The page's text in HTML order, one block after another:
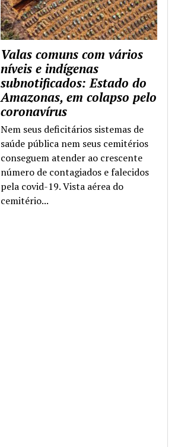
Valas comuns com vários
níveis e indígenas
subnotificados: Estado do
Amazonas, em colapso pelo
coronavírus
Nem seus deficitários sistemas de
saúde pública nem seus cemitérios
conseguem atender ao crescente
número de contagiados e falecidos
pela covid-19. Vista aérea do
cemitério...